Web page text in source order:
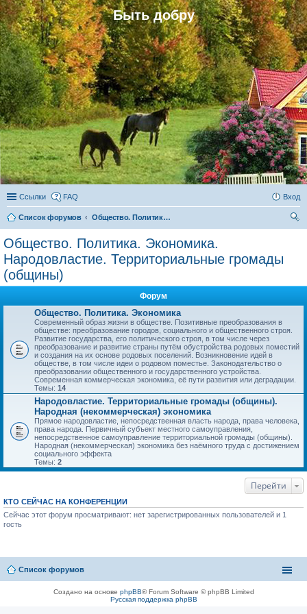
Быть добру
Ссылки FAQ Вход
Список форумов
Общество. Политика. Экономика. Народовластие. Территориальные громады (общины)
Общество. Политика. Экономика.
Народовластие. Территориальные громады
(общины)
Форум
Общество. Политика. Экономика
Современный образ жизни в обществе. Позитивные преобразования в
обществе: преобразование городов, социального и общественного строя.
Развитие государства, его политического строя, в том числе через
преобразование и развитие страны путём обустройства родовых поместий
и создания на их основе родовых поселений. Возникновение идей в
обществе, в том числе идеи о родовом поместье. Законодательство о
преобразовании общественного и государственного устройства.
Современная коммерческая экономика, её пути развития или деградации.
Темы: 14
Народовластие. Территориальные громады (общины).
Народная (некоммерческая) экономика
Прямое народовластие, непосредственная власть народа, права человека,
права народа. Первичный субъект местного самоуправления,
непосредственное самоуправление территориальной громады (общины).
Народная (некоммерческая) экономика без наёмного труда с достижением
социального эффекта
Темы: 2
Перейти
КТО СЕЙЧАС НА КОНФЕРЕНЦИИ
Сейчас этот форум просматривают: нет зарегистрированных пользователей и 1
гость
Список форумов
Создано на основе phpBB® Forum Software © phpBB Limited
Русская поддержка phpBB